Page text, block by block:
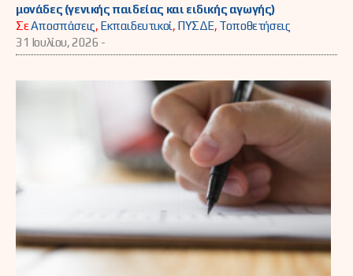
μονάδες (γενικής παιδείας και ειδικής αγωγής)
ΣεΑποσπάσεις, Εκπαιδευτικοί, ΠΥΣΔΕ, Τοποθετήσεις
31 Ιουλίου, 2026 -